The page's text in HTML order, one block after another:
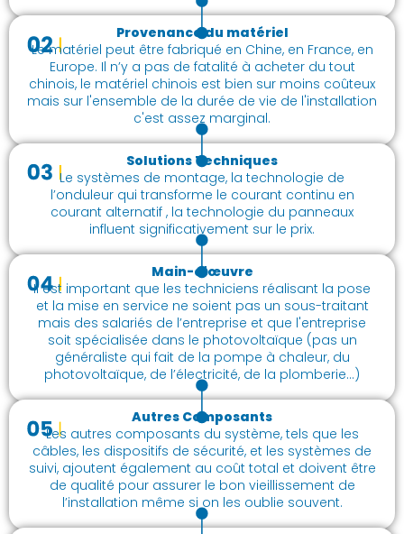
Provenance du matériel
Le matériel peut être fabriqué en Chine, en France, en
Europe. Il n’y a pas de fatalité à acheter du tout
chinois, le matériel chinois est bien sur moins coûteux
mais sur l'ensemble de la durée de vie de l'installation
c'est assez marginal.
Solutions Techniques
Le systèmes de montage, la technologie de
l’onduleur qui transforme le courant continu en
courant alternatif , la technologie du panneaux
influent significativement sur le prix.
Main-d'œuvre
Il est important que les techniciens réalisant la pose
et la mise en service ne soient pas un sous-traitant
mais des salariés de l’entreprise et que l'entreprise
soit spécialisée dans le photovoltaïque (pas un
généraliste qui fait de la pompe à chaleur, du
photovoltaïque, de l’électricité, de la plomberie...)
Autres Composants
Les autres composants du système, tels que les
câbles, les dispositifs de sécurité, et les systèmes de
suivi, ajoutent également au coût total et doivent être
de qualité pour assurer le bon vieillissement de
l’installation même si on les oublie souvent.